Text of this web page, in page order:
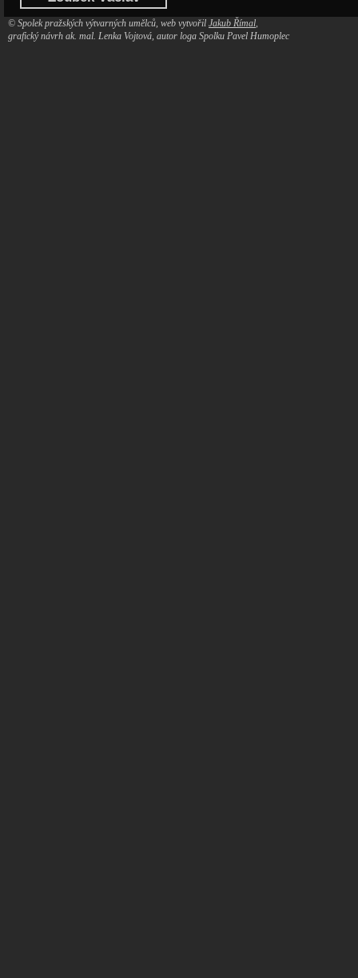
© Spolek pražských výtvarných umělců, web vytvořil Jakub Římal,
grafický návrh ak. mal. Lenka Vojtová, autor loga Spolku Pavel Humoplec